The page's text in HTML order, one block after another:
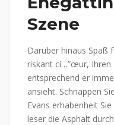
Szene
Darüber hinaus Spaß
riskant cí…”œur, Ihren
entsprechend er
ansieht. Schnappen
Evans erhabenheit
leser die Asphalt